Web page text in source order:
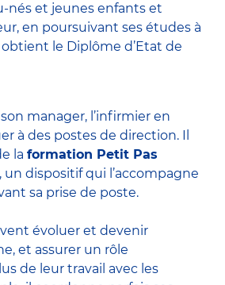
nés et jeunes enfants et
, en poursuivant ses études à
obtient le Diplôme d’Etat de
manager, l’infirmier en
à des postes de direction. Il
la formation Petit Pas
, un dispositif qui l’accompagne
sa prise de poste.
évoluer et devenir
, et assurer un rôle
de leur travail avec les